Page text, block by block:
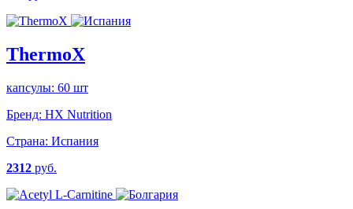
ThermoX
капсулы: 60 шт
Бренд: HX Nutrition
Страна: Испания
2312 руб.